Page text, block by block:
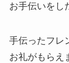
お手伝いをし
手伝ったフレ
お礼がもらえ